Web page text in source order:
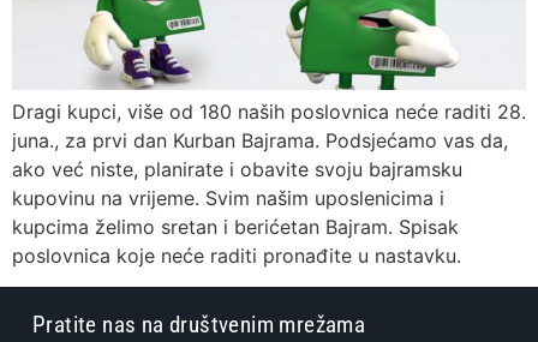
Dragi kupci, više od 180 naših poslovnica neće raditi 28.
juna., za prvi dan Kurban Bajrama. Podsjećamo vas da,
ako već niste, planirate i obavite svoju bajramsku
kupovinu na vrijeme. Svim našim uposlenicima i
kupcima želimo sretan i berićetan Bajram. Spisak
poslovnica koje neće raditi pronađite u nastavku.
Pratite nas na društvenim mrežama